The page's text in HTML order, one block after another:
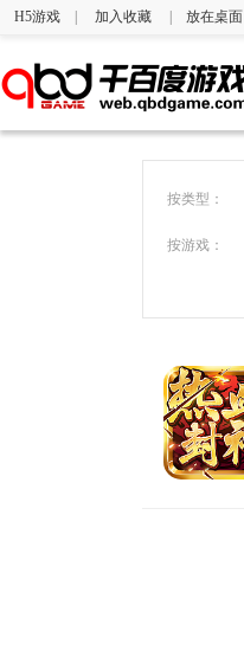
H5游戏 加入收藏 放在桌面
按类型：
按游戏：